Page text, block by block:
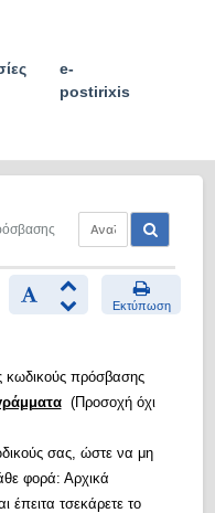
e-
postirixis
Εκτύπωση
κωδικούς πρόσβασης
(Προσοχή όχι
σας, ώστε να μη
φορά: Αρχικά
έπειτα τσεκάρετε το